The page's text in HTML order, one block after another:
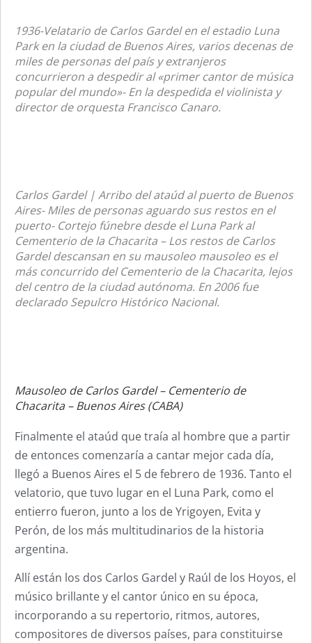
1936-Velatario de Carlos Gardel en el estadio Luna
Park en la ciudad de Buenos Aires, varios decenas de
miles de personas del país y extranjeros
concurrieron a despedir al «primer cantor de música
popular del mundo»- En la despedida el violinista y
director de orquesta Francisco Canaro.
Carlos Gardel | Arribo del ataúd al puerto de Buenos
Aires- Miles de personas aguardo sus restos en el
puerto- Cortejo fúnebre desde el Luna Park al
Cementerio de la Chacarita – Los restos de Carlos
Gardel descansan en su mausoleo mausoleo es el
más concurrido del Cementerio de la Chacarita, lejos
del centro de la ciudad autónoma. En 2006 fue
declarado Sepulcro Histórico Nacional.
Mausoleo de Carlos Gardel – Cementerio de
Chacarita – Buenos Aires (CABA)
Finalmente el ataúd que traía al hombre que a partir
de entonces comenzaría a cantar mejor cada día,
llegó a Buenos Aires el 5 de febrero de 1936. Tanto el
velatorio, que tuvo lugar en el Luna Park, como el
entierro fueron, junto a los de Yrigoyen, Evita y
Perón, de los más multitudinarios de la historia
argentina.
Allí están los dos Carlos Gardel y Raúl de los Hoyos, el
músico brillante y el cantor único en su época,
incorporando a su repertorio, ritmos, autores,
compositores de diversos países, para constituirse